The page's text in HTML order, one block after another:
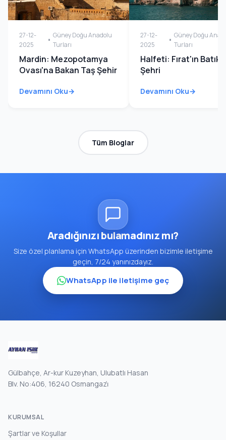
27-12-
2025
Güney Doğu Anadolu
Turları
Mardin: Mezopotamya
Ovası'na Bakan Taş Şehir
Devamını Oku
27-12-
2025
Güney Doğu
Turları
Halfeti: Fırat'ın Batık
Şehri
Devamını Oku
Tüm Bloglar
Aradığınızı bulamadınız mı?
Size özel planlama için WhatsApp üzerinden bizimle iletişime
geçin, 7/24 yanınızdayız.
WhatsApp ile iletişime geç
Gülbahçe, Ar-kur Kuzeyhan, Ulubatlı Hasan
Blv. No:406, 16240 Osmangazi̇
KURUMSAL
Şartlar ve Koşullar